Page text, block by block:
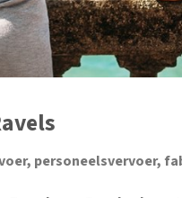
personeelsvervoer,